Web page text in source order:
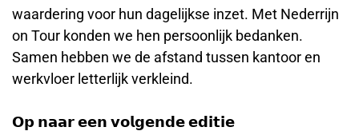
waardering voor hun dagelijkse inzet. Met Nederrijn
on Tour konden we hen persoonlijk bedanken.
Samen hebben we de afstand tussen kantoor en
werkvloer letterlijk verkleind.
𝗢𝗽 𝗻𝗮𝗮𝗿 𝗲𝗲𝗻 𝘃𝗼𝗹𝗴𝗲𝗻𝗱𝗲 𝗲𝗱𝗶𝘁𝗶𝗲